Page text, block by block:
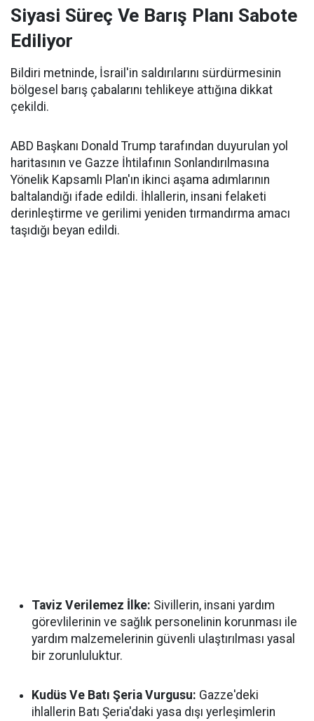
Siyasi Süreç Ve Barış Planı Sabote
Ediliyor
Bildiri metninde, İsrail'in saldırılarını sürdürmesinin
bölgesel barış çabalarını tehlikeye attığına dikkat
çekildi.
ABD Başkanı Donald Trump tarafından duyurulan yol
haritasının ve Gazze İhtilafının Sonlandırılmasına
Yönelik Kapsamlı Plan'ın ikinci aşama adımlarının
baltalandığı ifade edildi. İhlallerin, insani felaketi
derinleştirme ve gerilimi yeniden tırmandırma amacı
taşıdığı beyan edildi.
Taviz Verilemez İlke: Sivillerin, insani yardım
görevlilerinin ve sağlık personelinin korunması ile
yardım malzemelerinin güvenli ulaştırılması yasal
bir zorunluluktur.
Kudüs Ve Batı Şeria Vurgusu: Gazze'deki
ihlallerin Batı Şeria'daki yasa dışı yerleşimlerin